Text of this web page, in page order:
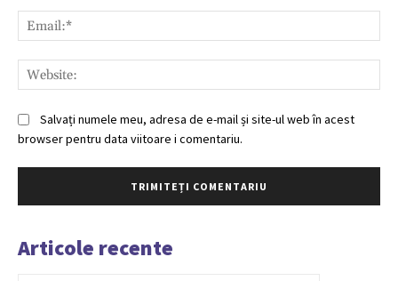
Salvați numele meu, adresa de e-mail și site-ul web în acest
browser pentru data viitoare i comentariu.
Articole recente